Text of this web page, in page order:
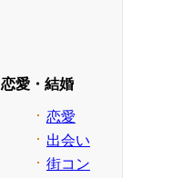
恋愛・結婚
恋愛
出会い
街コン